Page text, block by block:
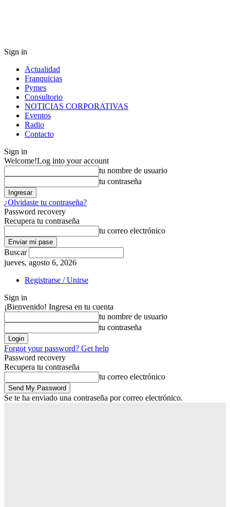
Sign in
Actualidad
Franquicias
Pymes
Consultorio
NOTICIAS CORPORATIVAS
Eventos
Radio
Contacto
Sign in
Welcome!Log into your account
tu nombre de usuario
tu contraseña
¿Olvidaste tu contraseña?
Password recovery
Recupera tu contraseña
tu correo electrónico
Buscar
jueves, agosto 6, 2026
Registrarse / Unirse
Sign in
¡Bienvenido! Ingresa en tu cuenta
tu nombre de usuario
tu contraseña
Forgot your password? Get help
Password recovery
Recupera tu contraseña
tu correo electrónico
Se te ha enviado una contraseña por correo electrónico.